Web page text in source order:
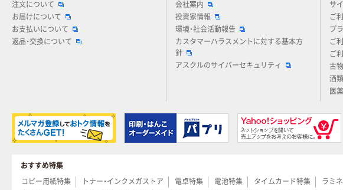
注文について
お届けについて
お支払いについて
返品・交換について
会社案内
投資家情報
環境・社会活動報告
カスタマーハラスメントに対する基本方
針
アスクルのサイバーセキュリティ
サ
ご
プ
ご
ご
古
酒
医
おすすめ特集
コピー用紙特集
トナー・インクメガストア 電卓特集 電池特集 タイムカード特集 ラミ